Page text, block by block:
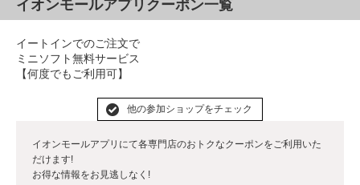
イオンモールアプリクーポン一覧
イートインでのご注文で
ミニソフト無料サービス
【何度でもご利用可】
他の参加ショップをチェック
イオンモールアプリにて各専門店のおトクなクーポンをご利用いた
だけます!
お得な情報をお見逃しなく!